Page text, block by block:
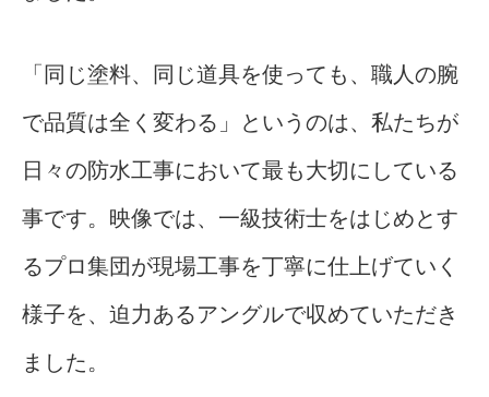
「同じ塗料、同じ道具を使っても、職人の腕
で品質は全く変わる」というのは、私たちが
日々の防水工事において最も大切にしている
事です。映像では、一級技術士をはじめとす
るプロ集団が現場工事を丁寧に仕上げていく
様子を、迫力あるアングルで収めていただき
ました。